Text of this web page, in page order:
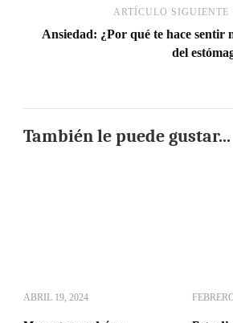
ARTÍCULO SIGUIENTE
Ansiedad: ¿Por qué te hace sentir
del
También le puede gustar...
ABRIL 19, 2024